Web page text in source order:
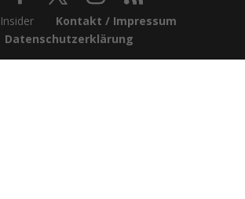
Insider Kontakt / Impressum
Datenschutzerklärung